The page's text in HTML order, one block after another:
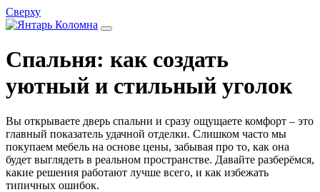
Сверху
Спальня: как создать
уютный и стильный уголок
Вы открываете дверь спальни и сразу ощущаете комфорт – это
главный показатель удачной отделки. Слишком часто мы
покупаем мебель на основе цены, забывая про то, как она
будет выглядеть в реальном пространстве. Давайте разберёмся,
какие решения работают лучше всего, и как избежать
типичных ошибок.